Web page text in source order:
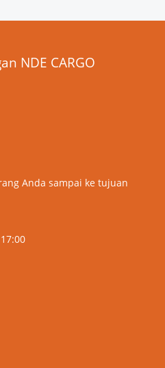
NDE CARGO
Anda sampai ke tujuan